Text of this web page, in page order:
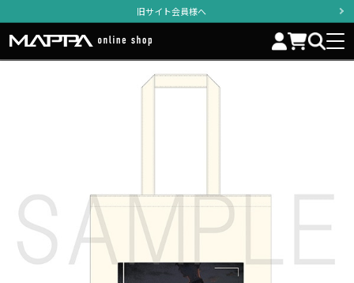
旧サイト会員様へ